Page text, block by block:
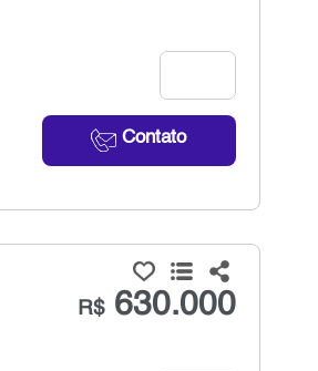
Contato
R$630.000